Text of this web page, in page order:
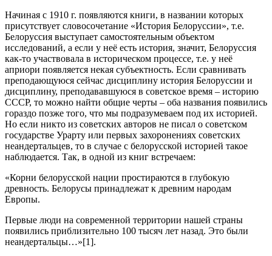
Начиная с 1910 г. появляются книги, в названии которых
присутствует словосочетание «История Белоруссии», т.е.
Белоруссия выступает самостоятельным объектом
исследований, а если у неё есть история, значит, Белоруссия
как-то участвовала в историческом процессе, т.е. у неё
априори появляется некая субъектность. Если сравнивать
преподающуюся сейчас дисциплину история Белоруссии и
дисциплину, преподававшуюся в советское время – историю
СССР, то можно найти общие черты – оба названия появились
гораздо позже того, что мы подразумеваем под их историей.
Но если никто из советских авторов не писал о советском
государстве Урарту или первых захоронениях советских
неандертальцев, то в случае с белорусской историей такое
наблюдается. Так, в одной из книг встречаем:
«Корни белорусской нации простираются в глубокую
древность. Белорусы принадлежат к древним народам
Европы.
Первые люди на современной территории нашей страны
появились приблизительно 100 тысяч лет назад. Это были
неандертальцы…»[1].